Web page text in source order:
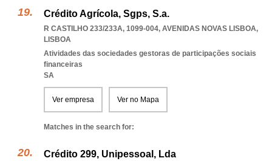
Crédito Agrícola, Sgps, S.a.
R CASTILHO 233/233A, 1099-004, AVENIDAS NOVAS LISBOA,
LISBOA
Atividades das sociedades gestoras de participações sociais
financeiras
SA
Ver empresa Ver no Mapa
Matches in the search for:
Crédito 299, Unipessoal, Lda